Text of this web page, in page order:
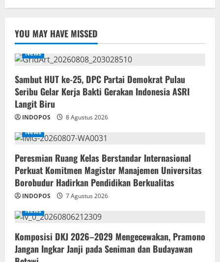
YOU MAY HAVE MISSED
News
‎Sambut HUT ke-25, DPC Partai Demokrat Pulau
Seribu Gelar Kerja Bakti Gerakan Indonesia ASRI
Langit Biru
INDOPOS
8 Agustus 2026
News
Peresmian Ruang Kelas Berstandar Internasional
Perkuat Komitmen Magister Manajemen Universitas
Borobudur Hadirkan Pendidikan Berkualitas
INDOPOS
7 Agustus 2026
News
Komposisi DKJ 2026–2029 Mengecewakan, Pramono
Jangan Ingkar Janji pada Seniman dan Budayawan